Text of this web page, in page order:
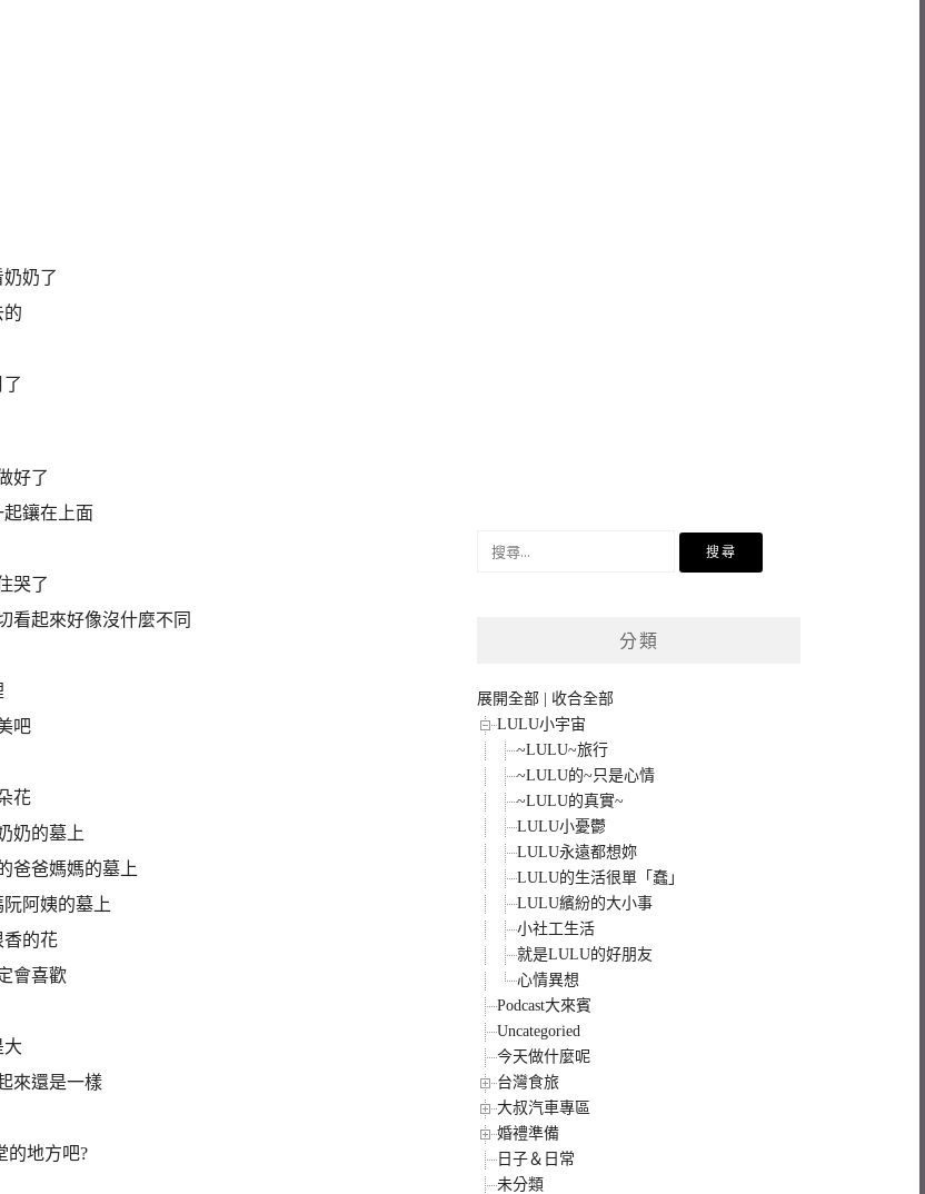
奶了
的
好了
鑲在上面
哭了
看起來好像沒什麼不同
吧
花
奶的墓上
爸爸媽媽的墓上
阿姨的墓上
香的花
會喜歡
大
來還是一樣
的地方吧?
分類
展開全部
收合全部
LULU小宇宙
~LULU~旅行
~LULU的~只是心情
~LULU的真實~
LULU小憂鬱
LULU永遠都想妳
LULU的生活很單「蠢」
LULU繽紛的大小事
小社工生活
就是LULU的好朋友
心情異想
Podcast大來賓
Uncategoried
今天做什麼呢
台灣食旅
大叔汽車專區
婚禮準備
日子＆日常
未分類